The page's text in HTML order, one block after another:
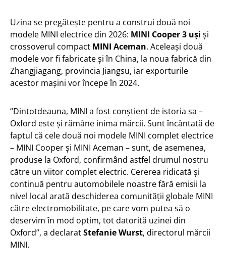
Uzina se pregătește pentru a construi două noi
modele MINI electrice din 2026: MINI Cooper 3 uși și
crossoverul compact MINI Aceman. Aceleași două
modele vor fi fabricate și în China, la noua fabrică din
Zhangjiagang, provincia Jiangsu, iar exporturile
acestor mașini vor începe în 2024.
“Dintotdeauna, MINI a fost conștient de istoria sa –
Oxford este și rămâne inima mărcii. Sunt încântată de
faptul că cele două noi modele MINI complet electrice
– MINI Cooper și MINI Aceman – sunt, de asemenea,
produse la Oxford, confirmând astfel drumul nostru
către un viitor complet electric. Cererea ridicată și
continuă pentru automobilele noastre fără emisii la
nivel local arată deschiderea comunității globale MINI
către electromobilitate, pe care vom putea să o
deservim în mod optim, tot datorită uzinei din
Oxford”, a declaratStefanie Wurst, directorul mărcii
MINI.